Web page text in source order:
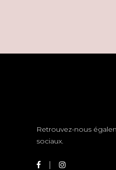
Retrouvez-nous
sociaux.